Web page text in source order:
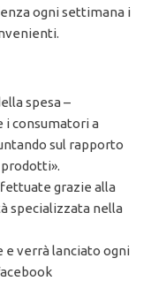
ogni settimana i
spesa –
consumatori a
sul rapporto
grazie alla
specializzata nella
e verrà lanciato ogni